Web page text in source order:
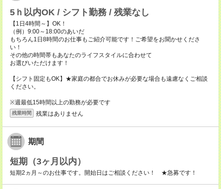
5ｈ以内OK / シフト勤務 / 残業なし
【1日4時間～】OK！
（例）9:00～18:00のあいだ
もちろん1日8時間のお仕事もご紹介可能です！ご希望をお聞かせくださ
い！
その他の時間帯もあなたのライフスタイルに合わせて
お選びいただけます！
【シフト固定もOK】★家庭の都合でお休みが必要な場合も遠慮なくご相談
ください。
※週最低15時間以上の勤務が必要です
残業時間 残業はありません
期間
短期（3ヶ月以内）
短期2ヵ月～のお仕事です。開始日はご相談ください！ ★急募です！